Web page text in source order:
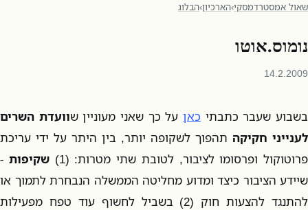
שאול אמסטרדמסקי›הארכיון›הבלוג
נומוס.אוטו
14.2.2009
בשבוע שעבר כתבתי כאןעל כך שאני מעוניין שוועדת השרים
לענייני חקיקה תהפוך לשקופה יותר, בין היתר על ידי עריכת
פרוטוקול ופרסומו לציבור, לטובת שתי מטרות: (1)
שקיפות -
שיידע הציבור כיצד ומדוע מחליטה הממשלה הנבחרת לתמוך או
להתנגד להצעות חוק (2) בשביל לחשוף עוד טפח מפעילות